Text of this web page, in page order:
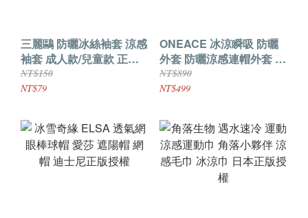
三麗鷗 防曬冰絲袖套 涼感
袖套 成人款/兒童款 正版
授權 美樂蒂 酷洛米 大耳
狗 冰感面料 舒適透氣 抗
NT$150
NT$79
ONEACE 冰涼瞬吸 防曬
外套 防曬涼感連帽外套 抗
UV 石磨烯散熱 側邊透氣
網布設計
NT$890
NT$499